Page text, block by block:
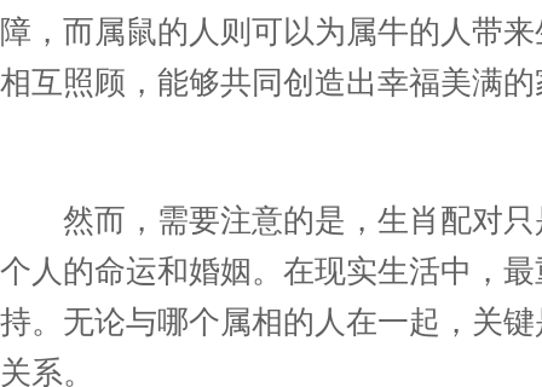
障，而属鼠的人则可以为属牛的人带
相互照顾，能够共同创造出幸福美满
然而，需要注意的是，生肖配对只
个人的命运和婚姻。在现实生活中，
持。无论与哪个属相的人在一起，关
关系。